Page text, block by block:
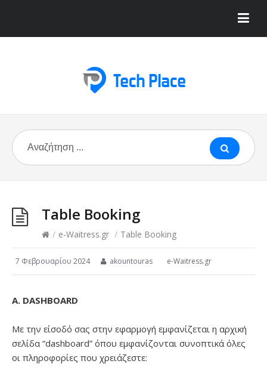
Table Booking
/ e-Waitress.gr / Table Booking
7 Φεβρουαρίου 2024 akountouras e-Waitress.gr
Α. DASHBOARD
Με την είσοδό σας στην εφαρμογή εμφανίζεται η αρχική
σελίδα “dashboard” όπου εμφανίζονται συνοπτικά όλες
οι πληροφορίες που χρειάζεστε: